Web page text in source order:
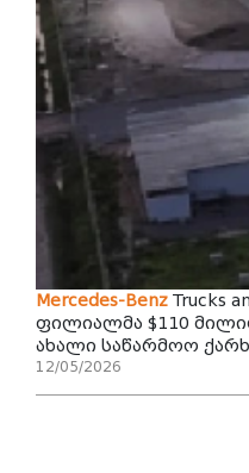
Mercedes-Benz Trucks
ფილიალმა $110
ახალი საწარმოო
12/05/2026